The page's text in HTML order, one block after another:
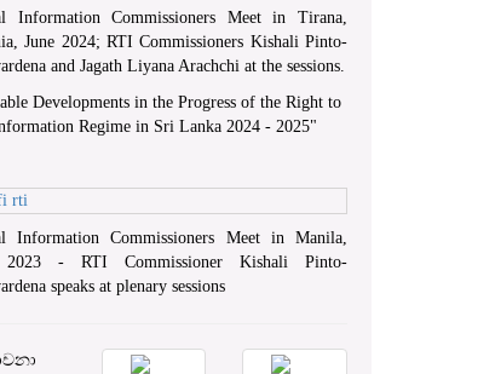
Information Commissioners Meet in Tirana,
June 2024; RTI Commissioners Kishali Pinto-
and Jagath Liyana Arachchi at the sessions.
Developments in the Progress of the Right to
Regime in Sri Lanka 2024 - 2025"
Information Commissioners Meet in Manila,
2023 - RTI Commissioner Kishali Pinto-
speaks at plenary sessions